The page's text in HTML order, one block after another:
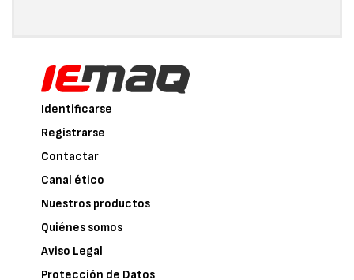
Identificarse
Registrarse
Contactar
Canal ético
Nuestros productos
Quiénes somos
Aviso Legal
Protección de Datos